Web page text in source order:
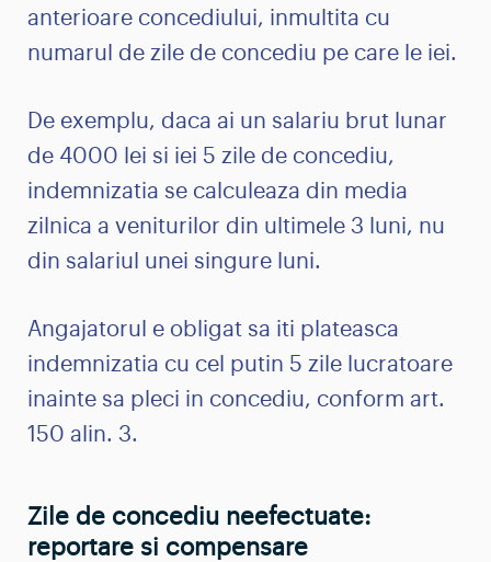
anterioare concediului, inmultita cu
numarul de zile de concediu pe care le iei.
De exemplu, daca ai un salariu brut lunar
de 4000 lei si iei 5 zile de concediu,
indemnizatia se calculeaza din media
zilnica a veniturilor din ultimele 3 luni, nu
din salariul unei singure luni.
Angajatorul e obligat sa iti plateasca
indemnizatia cu cel putin 5 zile lucratoare
inainte sa pleci in concediu, conform art.
150 alin. 3.
Zile de concediu neefectuate:
reportare si compensare